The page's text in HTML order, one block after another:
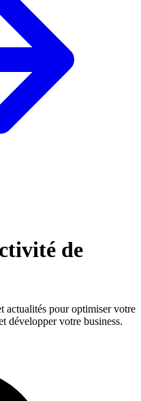
de
actualités pour optimiser votre
développer votre business.